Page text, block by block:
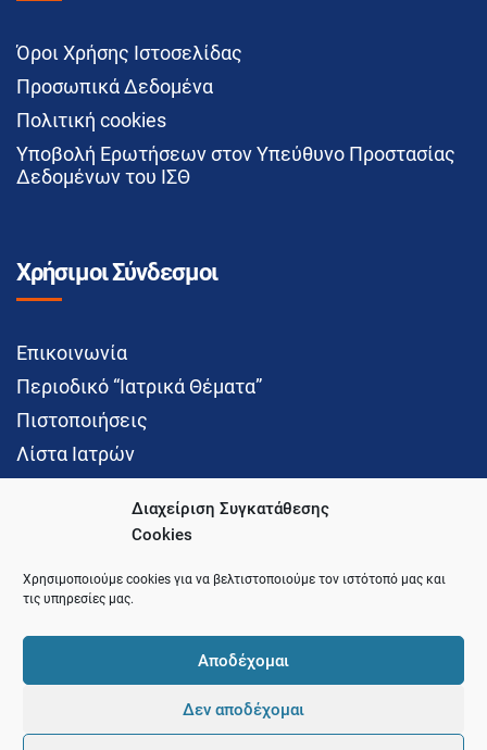
Διαχείριση Συγκατάθεσης
Cookies
Χρησιμοποιούμε cookies για να βελτιστοποιούμε τον ιστότοπό μας και
τις υπηρεσίες μας.
Αποδέχομαι
Δεν αποδέχομαι
Όροι Χρήσης Ιστοσελίδας
Προσωπικά Δεδομένα
Πολιτική cookies
Υποβολή Ερωτήσεων στον Υπεύθυνο Προστασίας
Δεδομένων του ΙΣΘ
Χρήσιμοι Σύνδεσμοι
Επικοινωνία
Περιοδικό “Ιατρικά Θέματα”
Πιστοποιήσεις
Λίστα Ιατρών
Social Media